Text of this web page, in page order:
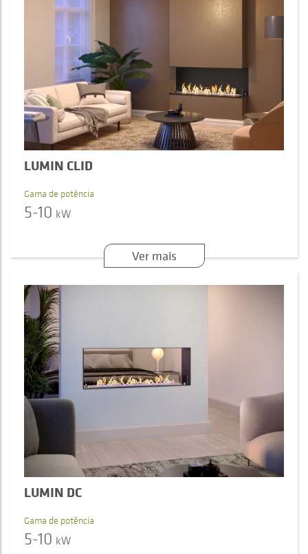
LUMIN CLID
Gama de potência
5-10 kW
Ver mais
LUMIN DC
Gama de potência
5-10 kW